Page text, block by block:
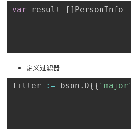
var result [ ] PersonInfo
定义过滤器
filter := bson . D{{ "major"